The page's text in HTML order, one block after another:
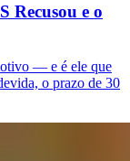
Recusou e o
— e é ele que
o prazo de 30